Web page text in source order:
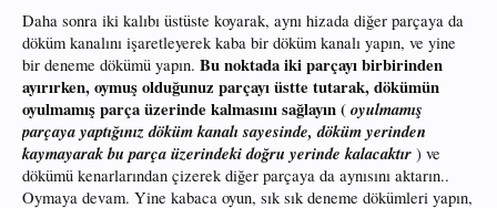
Daha sonra iki kalıbı üstüste koyarak, aynı hizada diğer parçaya da
döküm kanalını işaretleyerek kaba bir döküm kanalı yapın, ve yine
bir deneme dökümü yapın. Bu noktada iki parçayı birbirinden
ayırırken, oymuş olduğunuz parçayı üstte tutarak, dökümün
oyulmamış parça üzerinde kalmasını sağlayın (oyulmamış
parçaya yaptığınız döküm kanalı sayesinde, döküm yerinden
kaymayarak bu parça üzerindeki doğru yerinde kalacaktır ) ve
dökümü kenarlarından çizerek diğer parçaya da aynısını aktarın..
Oymaya devam. Yine kabaca oyun, sık sık deneme dökümleri yapın,